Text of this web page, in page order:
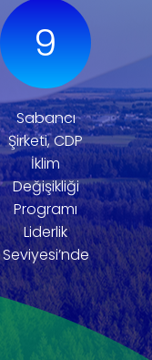
9
Sabancı
Şirketi, CDP
İklim
Değişikliği
Programı
Liderlik
Seviyesi’nde